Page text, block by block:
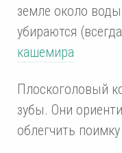
земле около
убираются
кашемира
Плоскоголовый
зубы. Они
облегчить